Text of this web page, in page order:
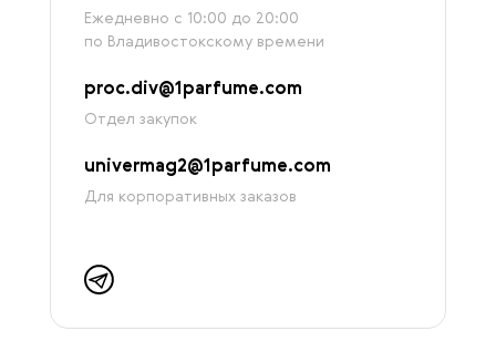
Ежедневно с 10:00 до 20:00
по Владивостокскому времени
proc.div@1parfume.com
Отдел закупок
univermag2@1parfume.com
Для корпоративных заказов